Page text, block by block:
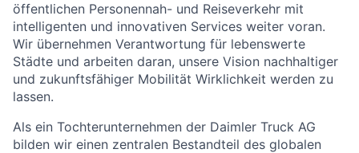
öffentlichen Personennah- und Reiseverkehr mit
intelligenten und innovativen Services weiter voran.
Wir übernehmen Verantwortung für lebenswerte
Städte und arbeiten daran, unsere Vision nachhaltiger
und zukunftsfähiger Mobilität Wirklichkeit werden zu
lassen.
Als ein Tochterunternehmen der Daimler Truck AG
bilden wir einen zentralen Bestandteil des globalen